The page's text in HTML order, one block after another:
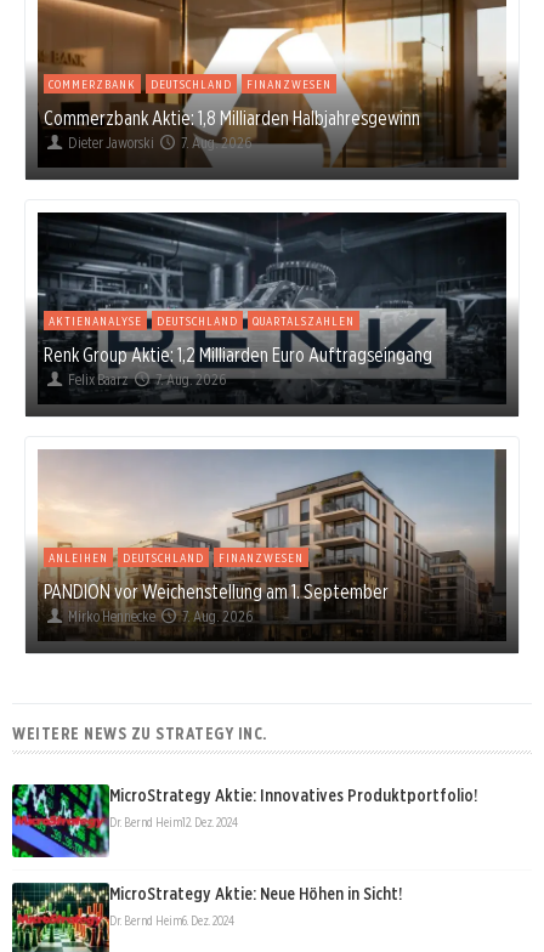
COMMERZBANK DEUTSCHLAND FINANZWESEN
Commerzbank Aktie: 1,8 Milliarden Halbjahresgewinn
Dieter Jaworski 7. Aug. 2026
AKTIENANALYSE DEUTSCHLAND QUARTALSZAHLEN
Renk Group Aktie: 1,2 Milliarden Euro Auftragseingang
Felix Baarz 7. Aug. 2026
ANLEIHEN DEUTSCHLAND FINANZWESEN
PANDION vor Weichenstellung am 1. September
Mirko Hennecke 7. Aug. 2026
WEITERE NEWS ZU STRATEGY INC.
MicroStrategy Aktie: Innovatives Produktportfolio!
Dr. Bernd Heim12. Dez. 2024
MicroStrategy Aktie: Neue Höhen in Sicht!
Dr. Bernd Heim6. Dez. 2024